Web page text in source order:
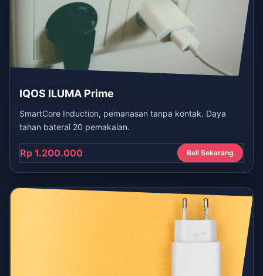
IQOS ILUMA Prime
SmartCore Induction, pemanasan tanpa kontak. Daya
tahan baterai 20 pemakaian.
Rp 1.200.000 Beli Sekarang